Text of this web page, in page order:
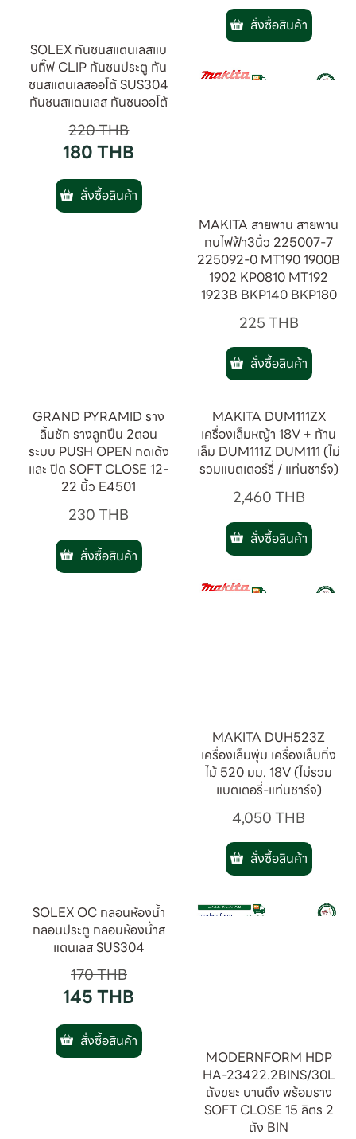
SOLEX กันชนสแตนเลสแบ
บกิ๊ฟ CLIP กันชนประตู กัน
ชนสแตนเลสออโต้ SUS304
กันชนสแตนเลส กันชนออโต้
220THB
180THB
สั่งซื้อสินค้า
สั่งซื้อสินค้า
MAKITA สายพาน สายพาน
กบไฟฟ้า3นิ้ว 225007-7
225092-0 MT190 1900B
1902 KP0810 MT192
1923B BKP140 BKP180
225THB
สั่งซื้อสินค้า
GRAND PYRAMID ราง
ลิ้นชัก รางลูกปืน 2ตอน
ระบบ PUSH OPEN กดเด้ง
และ ปิด SOFT CLOSE 12-
22 นิ้ว E4501
230THB
สั่งซื้อสินค้า
MAKITA DUM111ZX
เครื่องเล็มหญ้า 18V + ก้าน
เล็ม DUM111Z DUM111 (ไม่
รวมแบตเตอร์รี่ / แท่นชาร์จ)
2,460THB
สั่งซื้อสินค้า
MAKITA DUH523Z
เครื่องเล็มพุ่ม เครื่องเล็มกิ่ง
ไม้ 520 มม. 18V (ไม่รวม
แบตเตอรี่-แท่นชาร์จ)
4,050THB
สั่งซื้อสินค้า
SOLEX OC กลอนห้องน้ำ
MODERNFORM HDP
HA-23422.2BINS/30L
ถังขยะ บานดึง พร้อมราง
SOFT CLOSE 15 ลิตร 2
ถัง BIN